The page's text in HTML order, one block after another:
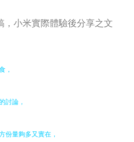
，小米實際體驗後分享之文
，
討論，
份量夠多又實在，